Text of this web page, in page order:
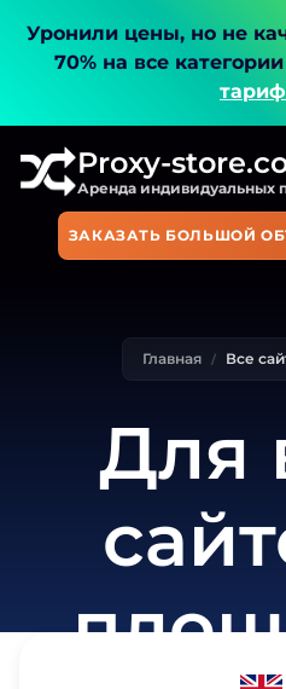
Уронили цены, но не
70% на все
Proxy-
Аренда индивидуальных
ЗАКАЗАТЬ БОЛЬШОЙ
Главная Все
Для